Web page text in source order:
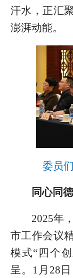
汗水，正汇
澎湃动能。
委员
同心同
2025年
市工作会议
模式“四个
呈。1月28